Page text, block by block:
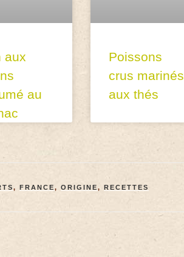
aux
au
Poissons
crus marinés
aux thés
, FRANCE, ORIGINE, RECETTES